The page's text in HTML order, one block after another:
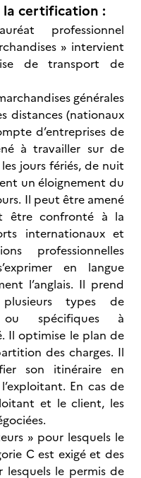
certification :
professionnel
» intervient
de transport de
générales
distances (nationaux
d’entreprises de
à travailler sur de
jours fériés, de nuit
un éloignement du
Il peut être amené
être confronté à la
internationaux et
professionnelles
en langue
l’anglais. Il prend
types de
ou spécifiques à
Il optimise le plan de
des charges. Il
son itinéraire en
En cas de
et le client, les
» pour lesquels le
C est exigé et des
lesquels le permis de